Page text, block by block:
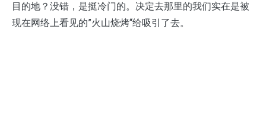
目的地？没错，是挺冷门的。决定去那里的我们实在是被
现在网络上看见的”火山烧烤“给吸引了去。